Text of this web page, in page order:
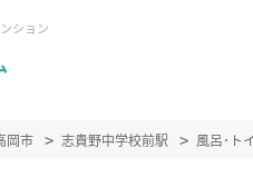
ション
岡市 志貴野中学校前駅 風呂･ト